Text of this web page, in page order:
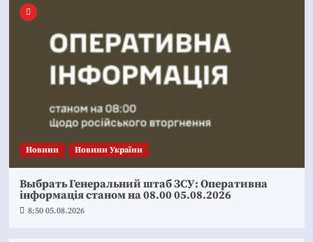
Новини Новини України
Выбрать Генеральний штаб ЗСУ: Оперативна
інформація станом на 08.00 05.08.2026
8:50 05.08.2026